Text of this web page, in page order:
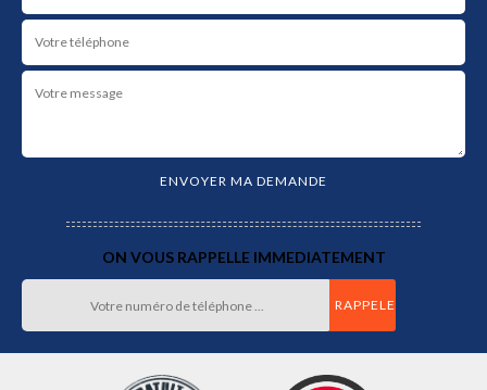
ON VOUS RAPPELLE IMMEDIATEMENT